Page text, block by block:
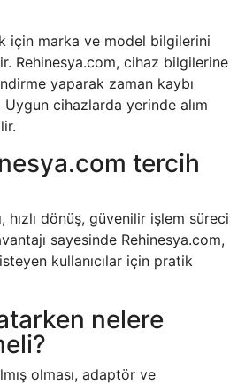
için marka ve model bilgilerini
Rehinesya.com, cihaz bilgilerine
yaparak zaman kaybı
cihazlarda yerinde alım
tercih
dönüş, güvenilir işlem süreci
sayesinde Rehinesya.com,
kullanıcılar için pratik
nelere
olması, adaptör ve